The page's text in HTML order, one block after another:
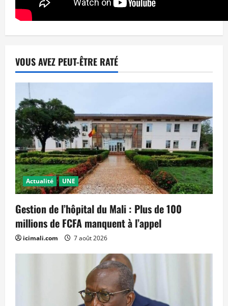
VOUS AVEZ PEUT-ÊTRE RATÉ
Actualité UNE
Gestion de l’hôpital du Mali : Plus de 100
millions de FCFA manquent à l’appel
icimali.com 7 août 2026